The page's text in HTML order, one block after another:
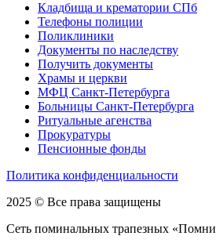
Кладбища и крематории СПб
Телефоны полиции
Поликлиники
Документы по наследству
Получить документы
Храмы и церкви
МФЦ Санкт-Петербурга
Больницы Санкт-Петербурга
Ритуальные агенства
Прокуратуры
Пенсионные фонды
Политика конфиденциальности
2025 © Все права защищены
Сеть поминальных трапезных